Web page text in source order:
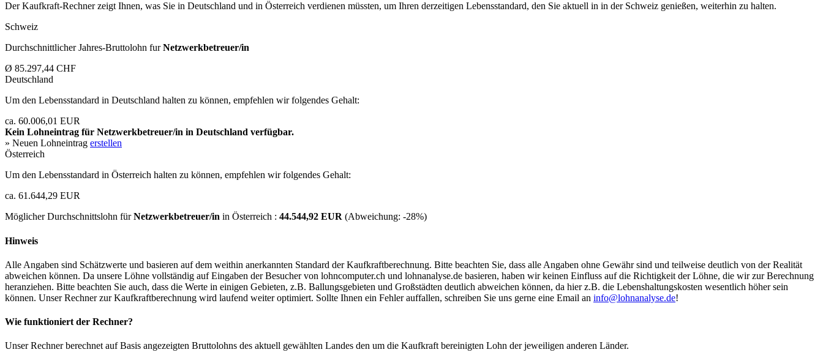
Der Kaufkraft-Rechner zeigt Ihnen, was Sie in Deutschland und in Österreich verdienen müssten, um Ihren derzeitigen Lebensstandard, den Sie aktuell in in der Schweiz genießen, weiterhin zu halten.
Schweiz
Durchschnittlicher Jahres-Bruttolohn furNetzwerkbetreuer/in
Ø 85.297,44 CHF
Deutschland
Um den Lebensstandard in Deutschland halten zu können, empfehlen wir folgendes Gehalt:
ca. 60.006,01 EUR
Kein Lohneintrag für Netzwerkbetreuer/in in Deutschland verfügbar.
» Neuen Lohneintrag erstellen
Österreich
Um den Lebensstandard in Österreich halten zu können, empfehlen wir folgendes Gehalt:
ca. 61.644,29 EUR
Möglicher Durchschnittslohn fürNetzwerkbetreuer/in in Österreich : 44.544,92 EUR (Abweichung: -28%)
Hinweis
Alle Angaben sind Schätzwerte und basieren auf dem weithin anerkannten Standard der Kaufkraftberechnung. Bitte beachten Sie, dass alle Angaben ohne Gewähr sind und teilweise deutlich von der Realität
abweichen können. Da unsere Löhne vollständig auf Eingaben der Besucher von lohncomputer.ch und lohnanalyse.de basieren, haben wir keinen Einfluss auf die Richtigkeit der Löhne, die wir zur Berechnung
heranziehen. Bitte beachten Sie auch, dass die Werte in einigen Gebieten, z.B. Ballungsgebieten und Großstädten deutlich abweichen können, da hier z.B. die Lebenshaltungskosten wesentlich höher sein
können. Unser Rechner zur Kaufkraftberechnung wird laufend weiter optimiert. Sollte Ihnen ein Fehler auffallen, schreiben Sie uns gerne eine Email an info@lohnanalyse.de!
Wie funktioniert der Rechner?
Unser Rechner berechnet auf Basis angezeigten Bruttolohns des aktuell gewählten Landes den um die Kaufkraft bereinigten Lohn der jeweiligen anderen Länder.